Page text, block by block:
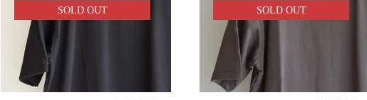
SOLD OUT SOLD OUT